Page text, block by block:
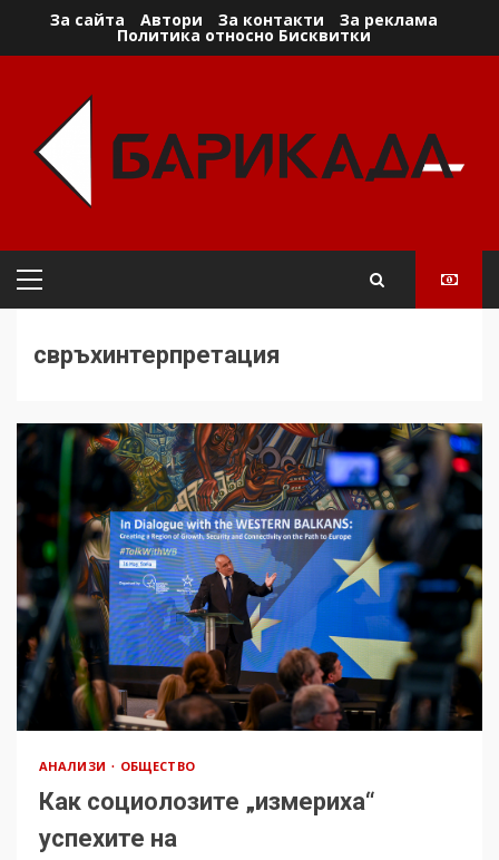
За сайта Автори За контакти За реклама
Политика относно Бисквитки
Primary
свръхинтерпретация
АНАЛИЗИ ОБЩЕСТВО
Как социолозите „измериха“
успехите на